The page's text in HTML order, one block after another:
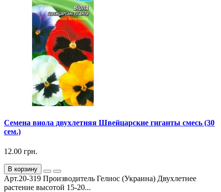
Семена виола двухлетняя Швейцарские гиганты смесь (30
сем.)
12.00 грн.
В корзину
Арт.20-319 Производитель Гелиос (Украина) Двухлетнее
растение высотой 15-20...